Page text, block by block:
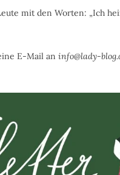
mit den Worten: „Ich
E-Mail an info@lady-